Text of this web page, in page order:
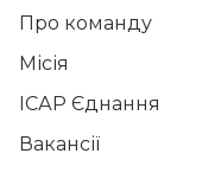
Про команду
Місія
ІСАР Єднання
Вакансії